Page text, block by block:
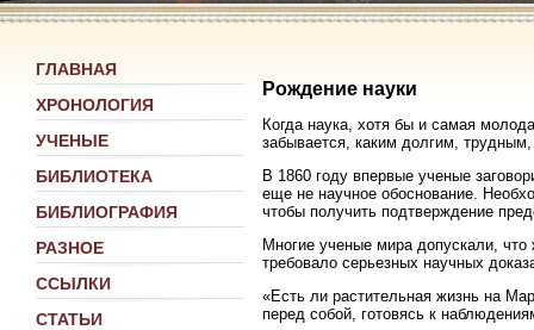
ГЛАВНАЯ
ХРОНОЛОГИЯ
УЧЕНЫЕ
БИБЛИОТЕКА
БИБЛИОГРАФИЯ
РАЗНОЕ
ССЫЛКИ
СТАТЬИ
Рождение науки
Когда наука, хотя бы и самая
забывается, каким долгим,
В 1860 году впервые ученые
еще не научное обоснование.
чтобы получить подтверждение
Многие ученые мира допускали, что
требовало серьезных научных
«Есть ли растительная жизнь на
перед собой, готовясь к